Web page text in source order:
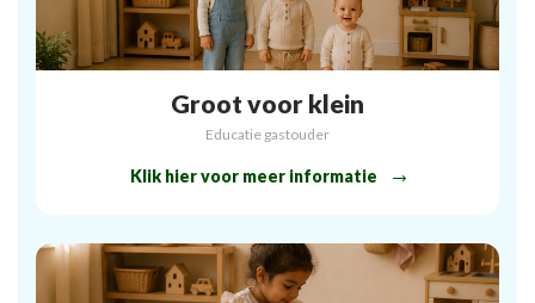
Groot voor klein
Educatie gastouder
Klik hier voor meer informatie